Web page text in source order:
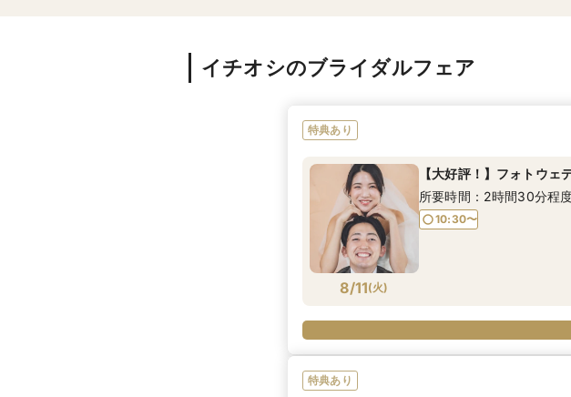
イチオシのブライダルフェア
特典あり
8/11(火)
【大好評！】フォトウェ
所要時間：2時間30分程
10:30〜
特典あり